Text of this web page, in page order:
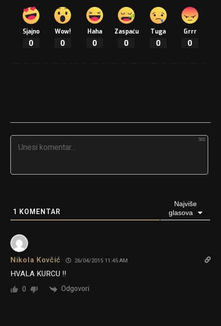
Sjajno
0
Wow!
0
Haha
0
Zaspaću
0
Tuga
0
Grrr
0
500
1 KOMENTAR
Najviše
glasova
Nikola Kovčić 26/04/2015 11:45 AM
HVALA KURCU !!
0 Odgovori